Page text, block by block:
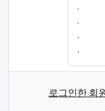
.
.
.
.
로그인한 회